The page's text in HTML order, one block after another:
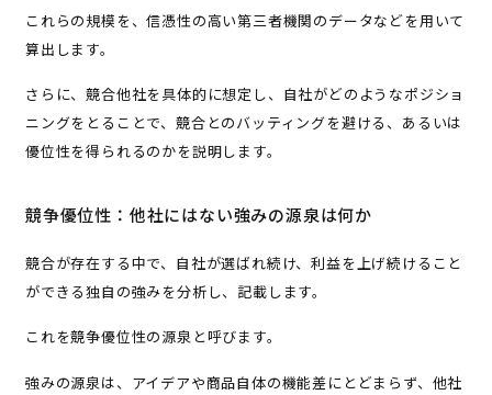
これらの規模を、信憑性の高い第三者機関のデータなどを用いて
算出します。
さらに、競合他社を具体的に想定し、自社がどのようなポジショ
ニングをとることで、競合とのバッティングを避ける、あるいは
優位性を得られるのかを説明します。
競争優位性：他社にはない強みの源泉は何か
競合が存在する中で、自社が選ばれ続け、利益を上げ続けること
ができる独自の強みを分析し、記載します。
これを競争優位性の源泉と呼びます。
強みの源泉は、アイデアや商品自体の機能差にとどまらず、他社